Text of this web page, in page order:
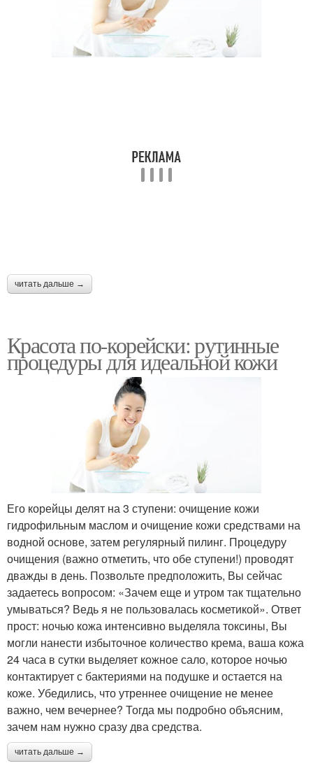
читать дальше →
Красота по-корейски: рутинные
процедуры для идеальной кожи
Его корейцы делят на 3 ступени: очищение кожи
гидрофильным маслом и очищение кожи средствами на
водной основе, затем регулярный пилинг. Процедуру
очищения (важно отметить, что обе ступени!) проводят
дважды в день. Позвольте предположить, Вы сейчас
задаетесь вопросом: «Зачем еще и утром так тщательно
умываться? Ведь я не пользовалась косметикой». Ответ
прост: ночью кожа интенсивно выделяла токсины, Вы
могли нанести избыточное количество крема, ваша кожа
24 часа в сутки выделяет кожное сало, которое ночью
контактирует с бактериями на подушке и остается на
коже. Убедились, что утреннее очищение не менее
важно, чем вечернее? Тогда мы подробно объясним,
зачем нам нужно сразу два средства.
читать дальше →